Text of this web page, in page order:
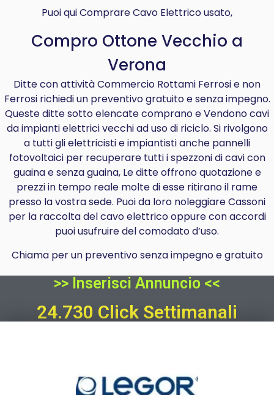
Puoi qui Comprare Cavo Elettrico usato,
Compro Ottone Vecchio a
Verona
Ditte con attività Commercio Rottami Ferrosi e non
Ferrosi richiedi un preventivo gratuito e senza impegno.
Queste ditte sotto elencate comprano e Vendono cavi
da impianti elettrici vecchi ad uso di riciclo. Si rivolgono
a tutti gli elettricisti e impiantisti anche pannelli
fotovoltaici per recuperare tutti i spezzoni di cavi con
guaina e senza guaina, Le ditte offrono quotazione e
prezzi in tempo reale molte di esse ritirano il rame
presso la vostra sede. Puoi da loro noleggiare Cassoni
per la raccolta del cavo elettrico oppure con accordi
puoi usufruire del comodato d’uso.
Chiama per un preventivo senza impegno e gratuito
>> Inserisci Annuncio <<
24.730 Click Settimanali